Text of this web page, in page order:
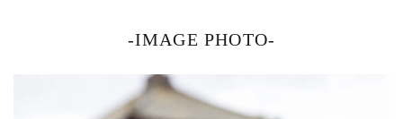
-IMAGE PHOTO-